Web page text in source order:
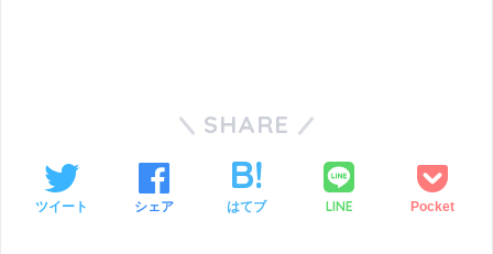
SHARE
ツイート シェア はてブ LINE Pocket